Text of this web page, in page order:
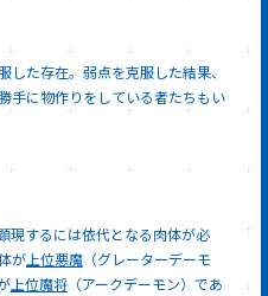
た存在。弱点を克服した結果、
手に物作りをしている者たちもい
現するには依代となる肉体が必
が上位悪魔（グレーターデーモ
上位魔将（アークデーモン）であ